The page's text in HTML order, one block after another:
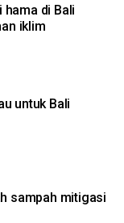
di Bali
iklim
untuk Bali
sampah mitigasi